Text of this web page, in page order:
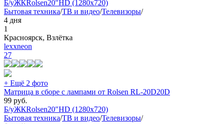
Б/уЖКRolsen20"HD (1280x720)
Бытовая техника/ТВ и видео/Телевизоры/
4 дня
1
Красноярск, Взлётка
lexxneon
27
+ Ещё 2 фото
Матрица в сборе с лампами от Rolsen RL-20D20D
99 руб.
Б/уЖКRolsen20"HD (1280x720)
Бытовая техника/ТВ и видео/Телевизоры/